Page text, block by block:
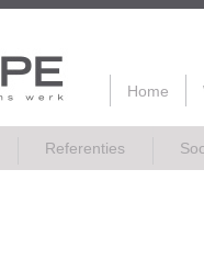
Home
Referenties